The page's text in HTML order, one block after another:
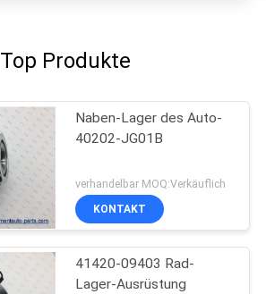
Top Produkte
Naben-Lager des Auto-
40202-JG01B
verhandelbar MOQ:Verkäuflich
KONTAKT
41420-09403 Rad-
Lager-Ausrüstung